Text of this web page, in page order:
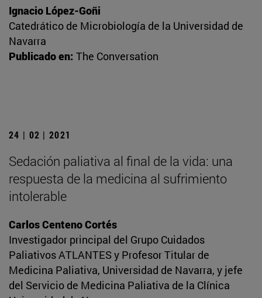
Ignacio López-Goñi
Catedrático de Microbiología de la Universidad de
Navarra
Publicado en: The Conversation
24 | 02 | 2021
Sedación paliativa al final de la vida: una
respuesta de la medicina al sufrimiento
intolerable
Carlos Centeno Cortés
Investigador principal del Grupo Cuidados
Paliativos ATLANTES y Profesor Titular de
Medicina Paliativa, Universidad de Navarra, y jefe
del Servicio de Medicina Paliativa de la Clínica